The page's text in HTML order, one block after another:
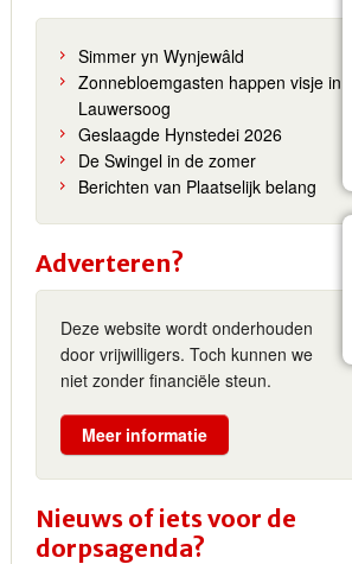
Simmer yn Wynjewâld
Zonnebloemgasten happen visje in
Lauwersoog
Geslaagde Hynstedei 2026
De Swingel in de zomer
Berichten van Plaatselijk belang
Adverteren?
Deze website wordt onderhouden
door vrijwilligers. Toch kunnen we
niet zonder financiële steun.
Meer informatie
Nieuws of iets voor de
dorpsagenda?